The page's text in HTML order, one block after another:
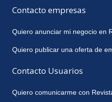
Contacto empresas
Quiero anunciar mi negocio en
Quiero publicar una oferta de
Contacto Usuarios
Quiero comunicarme con